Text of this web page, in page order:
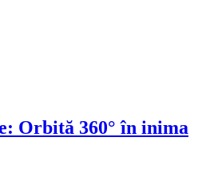
Orbită 360° în inima